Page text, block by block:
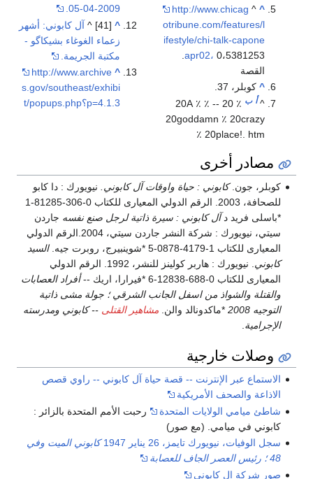
^
^
http://www.chicag
otribune.com/features/l
ifestyle/chi-talk-capone
apr02،0،5381253.
القصة
^ كوبلر، 37.
^أ ب
٪ 20 -- ٪ 20A ٪
20goddamn ٪ 20crazy
٪ 20place!. htm
05-04-2009.
^
[41] ^
آل كابوني: أشهر
زعماء الغوغاء بشيكاگو -
مكتبة الجريمة.
^
http://www.archive
s.gov/southeast/exhibi
t/popups.php؟p=4.1.3
مصادر أخرى
كوبلر، جون.كابوني : حياة واوقات آل كابوني.
نيويورك : دا كابو
للصحافة، 2003. الرقم الدولي المعيارى للكتاب 0-306-81285-1
*باسلى فريد دآل كابوني : سيرة ذاتية لرجل صنع نفسه جاردن
سيتي، نيويورك : شركة النشر جاردن سيتي، 2004.الرقم الدولي
المعيارى للكتاب 1-4179-0878-5 *شوينبيرج، روبرت جيه.
السيد
كابوني
. نيويورك : هاربر كولينز للنشر، 1992. الرقم الدولي
المعيارى للكتاب 0-688-12838-6 *فيرارا، اريك --
أفراد العصابات
والقتلة والشواذ من اسفل الجانب الشرقي ؛ جولة مشى ذاتية
التوجيه 2008
*ماكدونالد والن.مشاهير القتلى -- كابوني ومدرسته
الإجرامية
وصلات خارجية
الاستماع عبر الإنترنت -- قصة حياة آل كابوني -- راوي قصص
الاذاعة والصحف الأمريكية
شاطئ ميامي الولايات المتحدة
رحبت الأمم المتحدة بالزائر :
كابوني في ميامي. (مع صور)
سجل الوفيات، نيويورك تايمز، 26 يناير 1947
كابوني الميت وفي
48 ؛ رئيس العصر الجاف للعصابة
صور شركة ال كابوني